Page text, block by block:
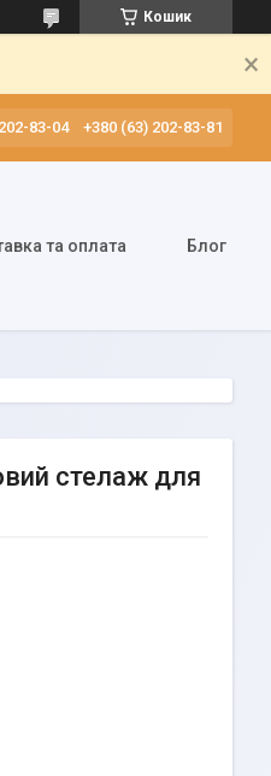
Кошик
83-04 +380 (63) 202-83-81
та оплата Блог
стелаж для